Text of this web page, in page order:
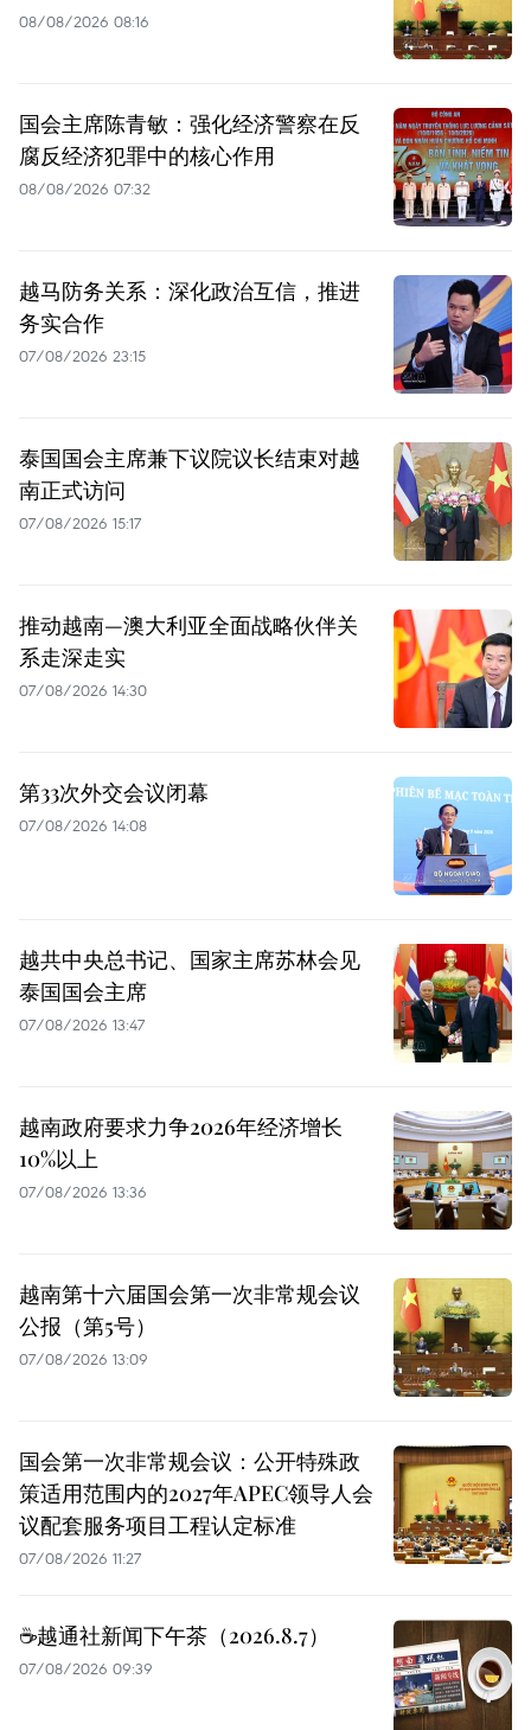
08/08/2026 08:16
国会主席陈青敏：强化经济警察在反
腐反经济犯罪中的核心作用
08/08/2026 07:32
越马防务关系：深化政治互信，推进
务实合作
07/08/2026 23:15
泰国国会主席兼下议院议长结束对越
南正式访问
07/08/2026 15:17
推动越南—澳大利亚全面战略伙伴关
系走深走实
07/08/2026 14:30
第33次外交会议闭幕
07/08/2026 14:08
越共中央总书记、国家主席苏林会见
泰国国会主席
07/08/2026 13:47
越南政府要求力争2026年经济增长
10%以上
07/08/2026 13:36
越南第十六届国会第一次非常规会议
公报（第5号）
07/08/2026 13:09
国会第一次非常规会议：公开特殊政
策适用范围内的2027年APEC领导人会
议配套服务项目工程认定标准
07/08/2026 11:27
☕️越通社新闻下午茶（2026.8.7）
07/08/2026 09:39